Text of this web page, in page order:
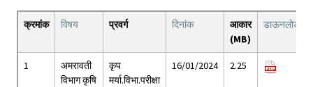
क्रमांक विषय प्रवर्ग दिनांक
आकार
(MB)
डाऊनलोड
1
अमरावती
विभाग कृषि
कृप
मर्या.विभा.परीक्षा
16/01/2024 2.25